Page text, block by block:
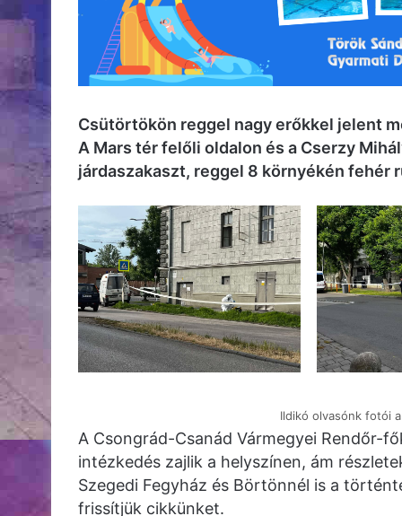
Csütörtökön reggel nagy erőkkel jelent
A Mars tér felőli oldalon és a Cserzy
járdaszakaszt, reggel 8 környékén fehér
Ildikó olvasónk fotói
A Csongrád-Csanád Vármegyei Rendőr-
intézkedés zajlik a helyszínen, ám
Szegedi Fegyház és Börtönnél is a
frissítjük cikkünket.